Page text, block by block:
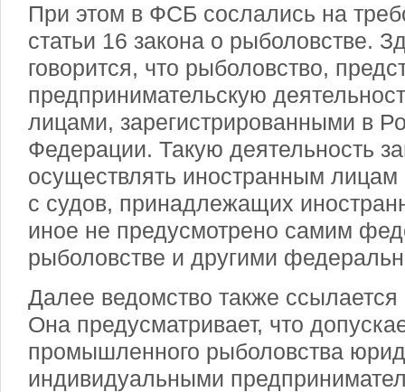
При этом в ФСБ сослались на
статьи 16 закона о рыболовстве.
говорится, что рыболовство,
предпринимательскую
лицами, зарегистрированными в
Федерации. Такую деятельность
осуществлять иностранным
с судов, принадлежащих
иное не предусмотрено самим
рыболовстве и другими
Далее ведомство также ссылается
Она предусматривает, что
промышленного рыболовства
индивидуальными